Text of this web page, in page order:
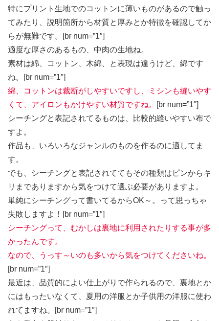
特にプリント生地でのコットンに薄いものがあるので触っ
てみたり、説明箇所から材質と厚みとか特徴を確認してか
らが無難です。
[br num=”1″]
適度な厚さのあるもの、中肉の生地ね。
素材は綿、コットン、木綿、と表現は違うけど、綿です
ね。[br num=”1″]
綿、コットンは裁断がしやすいですし、ミシンも縫いやす
くて、アイロンもかけやすい材質ですね。
[br num=”1″]
シーチングと表記されてるものは、比較的縫いやすい布で
すよ。
作品も、いろいろなジャンルのものを作るのに適してま
す。
でも、シーチングと表記されててもその種類はピンからキ
リまでありますから気をつけて選ぶ必要がありますよ。
単純にシーチングって書いてるからOK～。って思っちゃ
失敗しますよ！[br num=”1″]
シーチングって、むかしは裏地に利用されたりする事が多
かったんです。
なので、うっす～いのも多いから気をつけてくださいね。
[br num=”1″]
最近は、品質的によい仕上がりで作られるので、裏地とか
にはもったいなくて、夏用の洋服とか子供用の洋服に使わ
れてますね。[br num=”1″]